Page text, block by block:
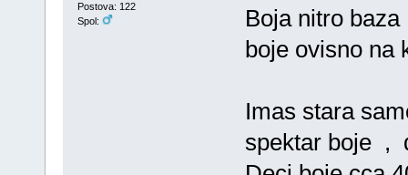
Postova: 122
Spol:
Boja nitro
boje ovisno na
Imas stara
spektar boje ,